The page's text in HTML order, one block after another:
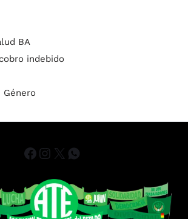
BA
indebido
Género